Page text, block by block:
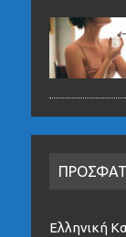
Ελληνική